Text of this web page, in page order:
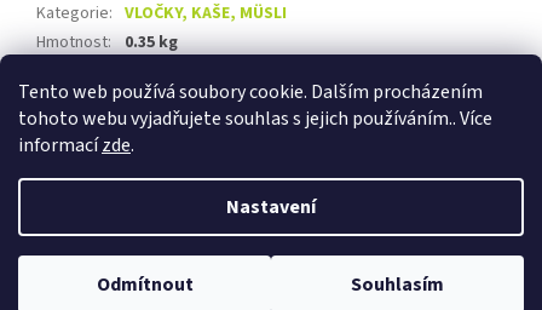
Tento web používá soubory cookie. Dalším procházením
tohoto webu vyjadřujete souhlas s jejich používáním.. Více
informacízde.
Nastavení
Odmítnout Souhlasím
Kategorie: VLOČKY, KAŠE, MÜSLI
Hmotnost: 0.35 kg
Copyright 2026Biolevel.cz. Všechna práva vyhrazena.Upravit